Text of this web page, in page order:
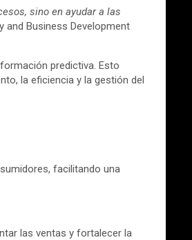
sino en ayudar a las
and Business Development
predictiva. Esto
la eficiencia y la gestión del
facilitando una
las ventas y fortalecer la